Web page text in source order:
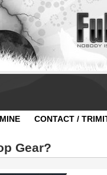
CONTACT /
Gear?